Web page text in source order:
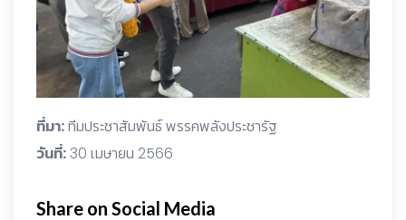
ที่มา:ทีมประชาสัมพันธ์ พรรคพลังประชารัฐ
วันที่:30 เมษายน 2566
Share on Social Media